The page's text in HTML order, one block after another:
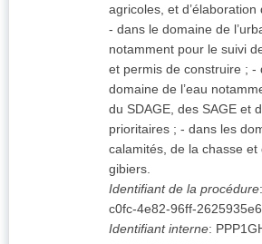
agricoles, et
- dans le domaine de
notamment pour le suivi
et permis de construire ; -
domaine de l’eau
du SDAGE, des SAGE et
prioritaires ; - dans les
calamités, de la chasse et
gibiers.
Identifiant de la procédure:
c0fc-4e82-96ff-
Identifiant interne: